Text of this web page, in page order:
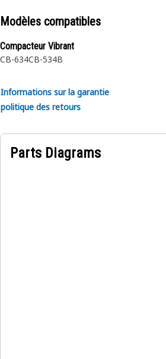
Modèles compatibles
Compacteur Vibrant
CB-634CB-534B
Informations sur la garantie
politique des retours
Parts Diagrams